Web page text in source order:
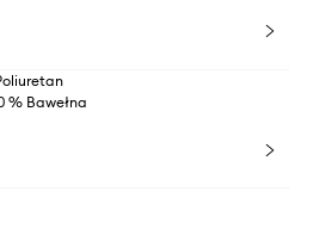
% Bawełna